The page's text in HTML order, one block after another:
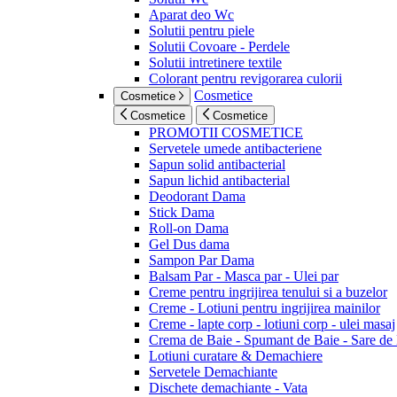
Aparat deo Wc
Solutii pentru piele
Solutii Covoare - Perdele
Solutii intretinere textile
Colorant pentru revigorarea culorii
Cosmetice Cosmetice
Cosmetice Cosmetice
PROMOTII COSMETICE
Servetele umede antibacteriene
Sapun solid antibacterial
Sapun lichid antibacterial
Deodorant Dama
Stick Dama
Roll-on Dama
Gel Dus dama
Sampon Par Dama
Balsam Par - Masca par - Ulei par
Creme pentru ingrijirea tenului si a buzelor
Creme - Lotiuni pentru ingrijirea mainilor
Creme - lapte corp - lotiuni corp - ulei masaj
Crema de Baie - Spumant de Baie - Sare de
Lotiuni curatare & Demachiere
Servetele Demachiante
Dischete demachiante - Vata